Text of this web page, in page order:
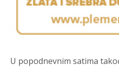
U popodnevnim satima